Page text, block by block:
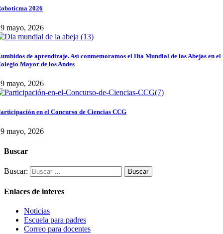
2026
mayo, 2026
de aprendizaje. Así conmemoramos el Día Mundial de las Abejas en el
Mayor de los Andes
mayo, 2026
en el Concurso de Ciencias CCG
mayo, 2026
Buscar
Buscar:
Enlaces de interes
Noticias
Escuela para padres
Correo para docentes